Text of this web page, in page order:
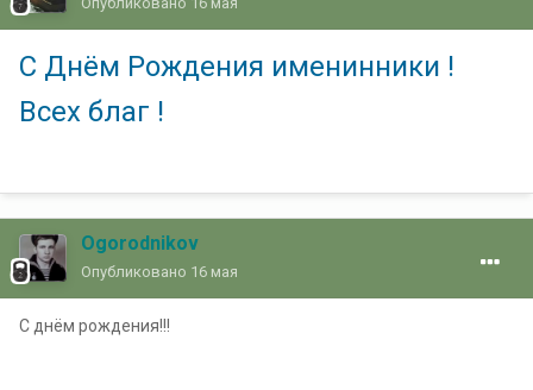
С Днём Рождения именинники !
Всех благ !
Ogorodnikov
Опубликовано 16 мая
С днём рождения!!!